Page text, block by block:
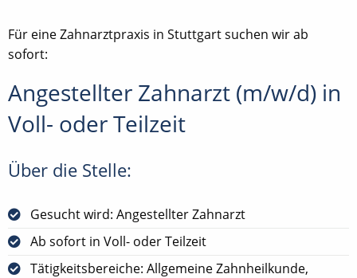
Für eine Zahnarztpraxis in Stuttgart suchen wir ab
sofort:
Angestellter Zahnarzt (m/w/d) in
Voll- oder Teilzeit
Über die Stelle:
Gesucht wird: Angestellter Zahnarzt
Ab sofort in Voll- oder Teilzeit
Tätigkeitsbereiche: Allgemeine Zahnheilkunde,